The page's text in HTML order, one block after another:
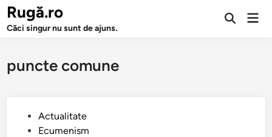
Sari
conținut
Rugă.ro
Căci singur nu sunt de ajuns.
Deschide
puncte comune
Actualitate
Ecumenism